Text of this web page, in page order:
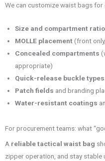
We can customize waist bags
Size and compartment
MOLLE placement (front
Concealed compartments
appropriate)
Quick-release buckle types
Patch fields and branding
Water-resistant coatings
For procurement teams: what
A reliable tactical waist bag
zipper operation, and stay stable